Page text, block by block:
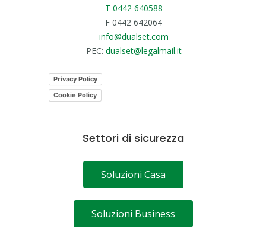
T 0442 640588
F 0442 642064
info@dualset.com
PEC: dualset@legalmail.it
Privacy Policy
Cookie Policy
Settori di sicurezza
Soluzioni Casa
Soluzioni Business